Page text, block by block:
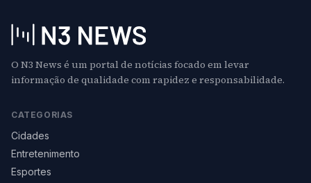
O N3 News é um portal de notícias focado em levar
informação de qualidade com rapidez e responsabilidade.
CATEGORIAS
Cidades
Entretenimento
Esportes